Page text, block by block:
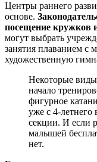
Центры раннего
основе.
посещение кружков
могут выбрать
занятия плаванием с
художественную
Некоторые
начало
фигурное
уже с 4-летнего
секции. И если
малышей
нет.